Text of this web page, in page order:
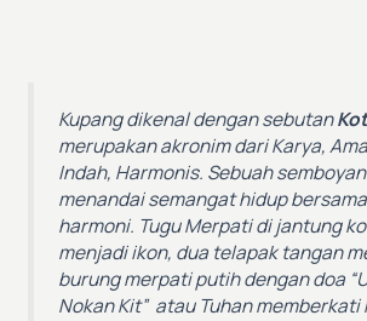
Kupang dikenal dengan sebutan
merupakan akronim dariKarya,
Indah, Harmonis. Sebuah
menandai semangat hidup
harmoni. Tugu Merpati di jantung
menjadi ikon, dua telapak tangan
burung merpati putih dengan doa
Nokan Kit” atau Tuhan memberkati